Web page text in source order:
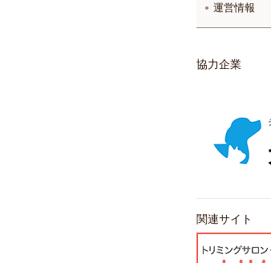
運営情報
協力企業
関連サイト